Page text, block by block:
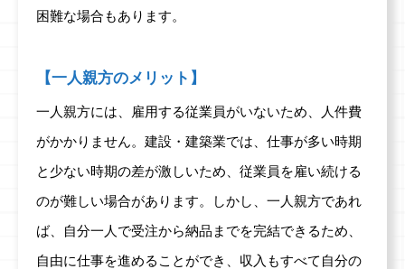
困難な場合もあります。
【一人親方のメリット】
一人親方には、雇用する従業員がいないため、人件費
がかかりません。建設・建築業では、仕事が多い時期
と少ない時期の差が激しいため、従業員を雇い続ける
のが難しい場合があります。しかし、一人親方であれ
ば、自分一人で受注から納品までを完結できるため、
自由に仕事を進めることができ、収入もすべて自分の